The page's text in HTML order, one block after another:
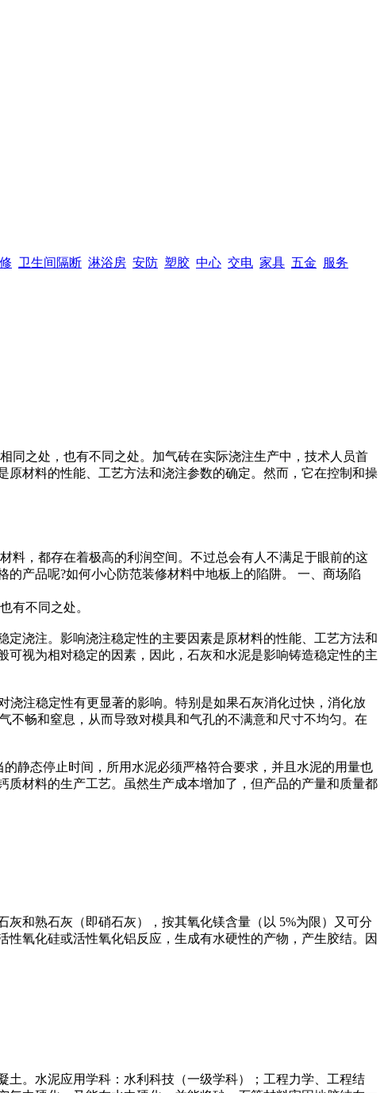
卫生间隔断 淋浴房 安防 塑胶 中心 交电 家具 五金 服务
同之处，也有不同之处。加气砖在实际浇注生产中，技术人员首
材料的性能、工艺方法和浇注参数的确定。然而，它在控制和操
料，都存在着极高的利润空间。不过总会有人不满足于眼前的这
产品呢?如何小心防范装修材料中地板上的陷阱。 一、商场陷
有不同之处。
浇注。影响浇注稳定性的主要因素是原材料的性能、工艺方法和
视为相对稳定的因素，因此，石灰和水泥是影响铸造稳定性的主
浇注稳定性有更显著的影响。特别是如果石灰消化过快，消化放
不畅和窒息，从而导致对模具和气孔的不满意和尺寸不均匀。在
静态停止时间，所用水泥必须严格符合要求，并且水泥的用量也
材料的生产工艺。虽然生产成本增加了，但产品的产量和质量都
和熟石灰（即硝石灰），按其氧化镁含量（以 5%为限）又可分
性氧化硅或活性氧化铝反应，生成有水硬性的产物，产生胶结。因
。水泥应用学科：水利科技（一级学科）；工程力学、工程结